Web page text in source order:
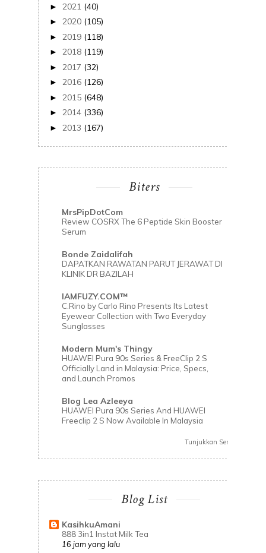
► 2021 (40)
► 2020 (105)
► 2019 (118)
► 2018 (119)
► 2017 (32)
► 2016 (126)
► 2015 (648)
► 2014 (336)
► 2013 (167)
Biters
MrsPipDotCom
Review COSRX The 6 Peptide Skin Booster
Serum
Bonde Zaidalifah
DAPATKAN RAWATAN PARUT JERAWAT DI
KLINIK DR BAZILAH
IAMFUZY.COM™
C.Rino by Carlo Rino Presents Its Latest
Eyewear Collection with Two Everyday
Sunglasses
Modern Mum's Thingy
HUAWEI Pura 90s Series & FreeClip 2 S
Officially Land in Malaysia: Price, Specs,
and Launch Promos
Blog Lea Azleeya
HUAWEI Pura 90s Series And HUAWEI
Freeclip 2 S Now Available In Malaysia
Tunjukkan Semua
Blog List
KasihkuAmani
888 3in1 Instat Milk Tea
16 jam yang lalu